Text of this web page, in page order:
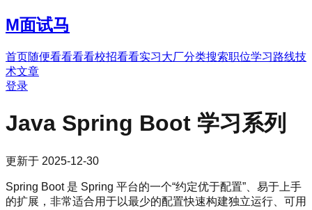
M面试马
首页随便看看看看校招看看实习大厂分类搜索职位学习路线技
术文章
登录
Java Spring Boot 学习系列
更新于 2025-12-30
Spring Boot 是 Spring 平台的一个“约定优于配置”、易于上手
的扩展，非常适合用于以最少的配置快速构建独立运行、可用